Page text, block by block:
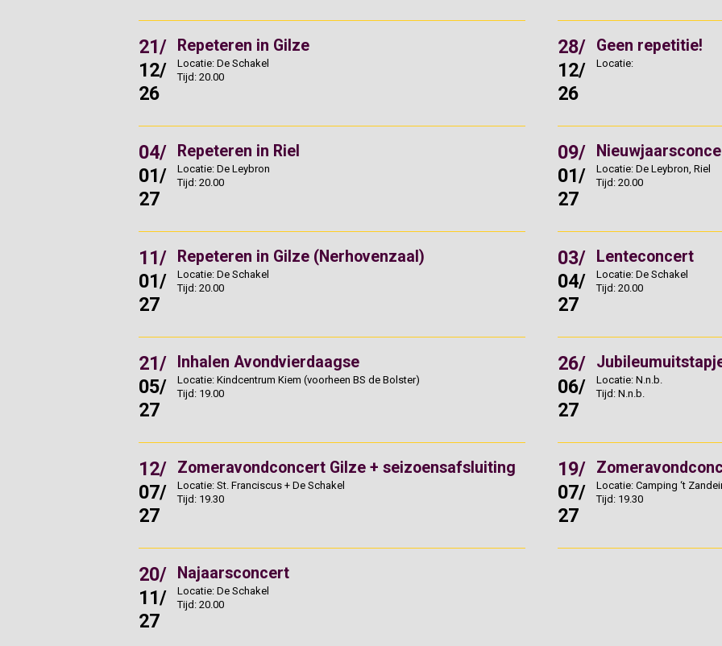
21/
12/
26
Repeteren in Gilze
Locatie: De Schakel
Tijd: 20.00
28/
12/
26
Geen repetitie!
Locatie:
04/
01/
27
Repeteren in Riel
Locatie: De Leybron
Tijd: 20.00
09/
01/
27
Locatie: De Leybron, Riel
Tijd: 20.00
11/
01/
27
Repeteren in Gilze (Nerhovenzaal)
Locatie: De Schakel
Tijd: 20.00
03/
04/
27
Lenteconcert
Locatie: De Schakel
Tijd: 20.00
21/
05/
27
Inhalen Avondvierdaagse
Locatie: Kindcentrum Kiem (voorheen BS de Bolster)
Tijd: 19.00
26/
06/
27
Locatie: N.n.b.
Tijd: N.n.b.
12/
07/
27
Zomeravondconcert Gilze + seizoensafsluiting
Locatie: St. Franciscus + De Schakel
Tijd: 19.30
19/
07/
27
Locatie: Camping ‘t
Tijd: 19.30
20/
11/
27
Najaarsconcert
Locatie: De Schakel
Tijd: 20.00